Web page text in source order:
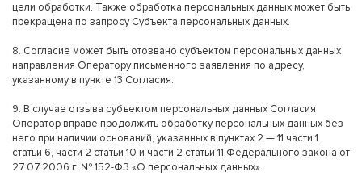
цели обработки. Также обработка персональных данных может быть
прекращена по запросу Субъекта персональных данных.
8. Согласие может быть отозвано субъектом персональных данных
направления Оператору письменного заявления по адресу,
указанному в пункте 13 Согласия.
9. В случае отзыва субъектом персональных данных Согласия
Оператор вправе продолжить обработку персональных данных без
него при наличии оснований, указанных в пунктах 2 — 11 части 1
статьи 6, части 2 статьи 10 и части 2 статьи 11 Федерального закона от
27.07.2006 г. № 152-ФЗ «О персональных данных».